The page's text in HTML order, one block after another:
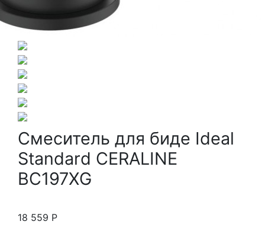
Смеситель для биде Ideal
Standard CERALINE
BC197XG
18 559 Р